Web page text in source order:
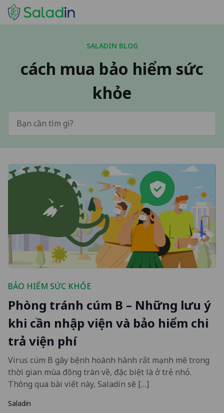
SALADIN BLOG
cách mua bảo hiểm sức
khỏe
BẢO HIỂM SỨC KHỎE
Phòng tránh cúm B – Những lưu ý
khi cần nhập viện và bảo hiểm chi
trả viện phí
Virus cúm B gây bệnh hoành hành rất mạnh mẽ trong
thời gian mùa đông tràn về, đặc biệt là ở trẻ nhỏ.
Thông qua bài viết này, Saladin sẽ […]
Saladin